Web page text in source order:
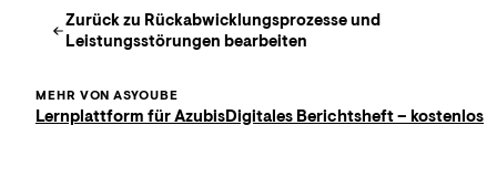
Zurück zu Rückabwicklungsprozesse und
Leistungsstörungen bearbeiten
MEHR VON ASYOUBE
Lernplattform für AzubisDigitales Berichtsheft – kostenlos